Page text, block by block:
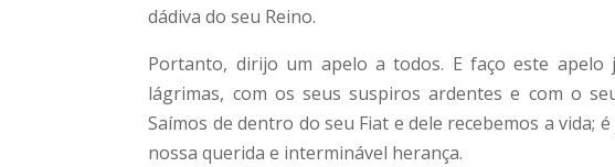
dádiva do seu Reino.
Portanto, dirijo um apelo a todos. E faço este apelo
lágrimas, com os seus suspiros ardentes e com o
Saímos de dentro do seu Fiat e dele recebemos a
nossa querida e interminável herança.